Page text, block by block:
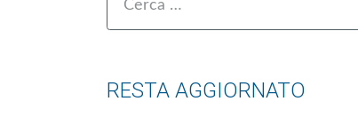
per:
RESTA AGGIORNATO